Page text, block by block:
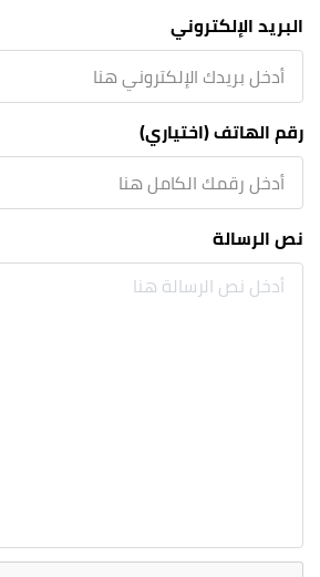
البريد الإلكتروني
رقم الهاتف (اختياري)
نص الرسالة